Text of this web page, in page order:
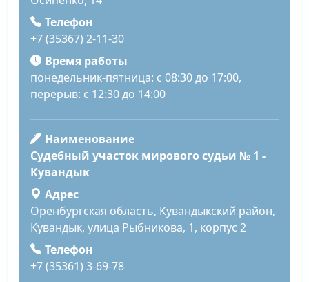
Телефон
+7 (35367) 2-11-30
Время работы
понедельник-пятница: с 08:30 до 17:00,
перерыв: с 12:30 до 14:00
Наименование
Судебный участок мирового судьи № 1 -
Кувандык
Адрес
Оренбургская область, Кувандыкский район,
Кувандык, улица Рыбникова, 1, корпус 2
Телефон
+7 (35361) 3-69-78